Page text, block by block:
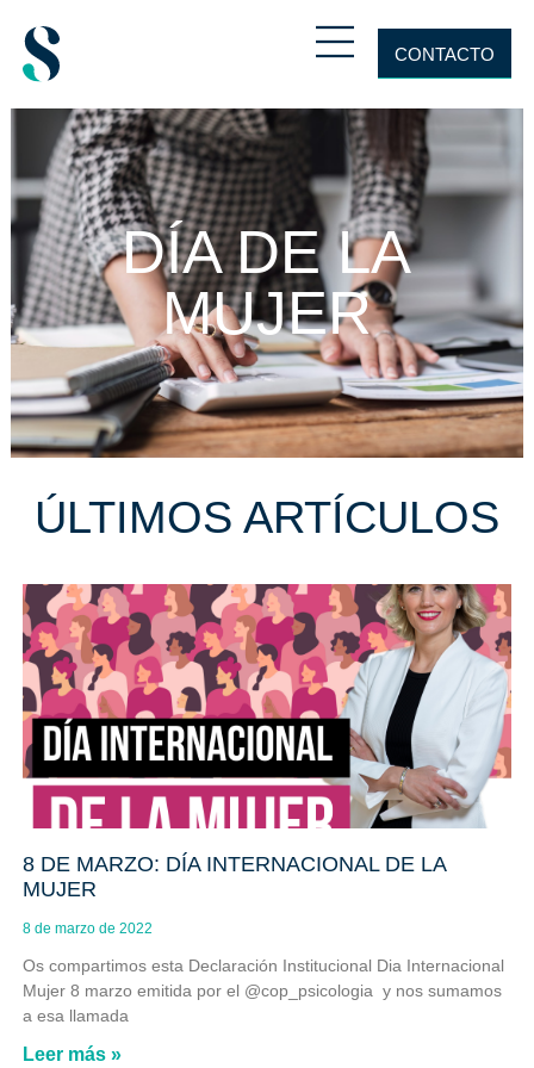
CONTACTO
DÍA DE LA
MUJER
ÚLTIMOS ARTÍCULOS
8 DE MARZO: DÍA INTERNACIONAL DE LA
MUJER
8 de marzo de 2022
Os compartimos esta Declaración Institucional Dia Internacional
Mujer 8 marzo emitida por el @cop_psicologia y nos sumamos
a esa llamada
Leer más »